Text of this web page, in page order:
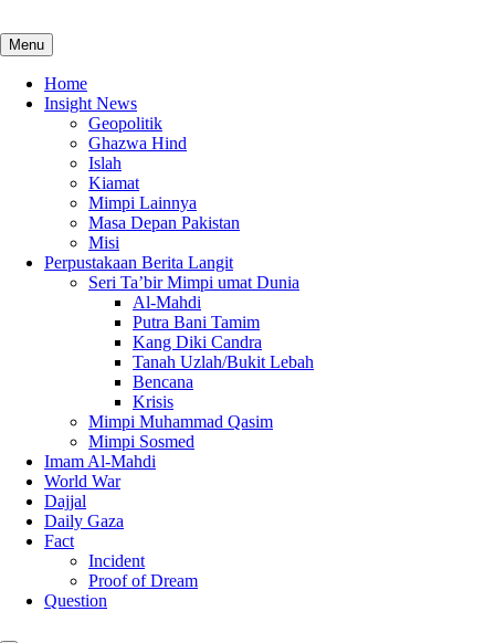
Menu
Home
Insight News
Geopolitik
Ghazwa Hind
Islah
Kiamat
Mimpi Lainnya
Masa Depan Pakistan
Misi
Perpustakaan Berita Langit
Seri Ta’bir Mimpi umat Dunia
Al-Mahdi
Putra Bani Tamim
Kang Diki Candra
Tanah Uzlah/Bukit Lebah
Bencana
Krisis
Mimpi Muhammad Qasim
Mimpi Sosmed
Imam Al-Mahdi
World War
Dajjal
Daily Gaza
Fact
Incident
Proof of Dream
Question